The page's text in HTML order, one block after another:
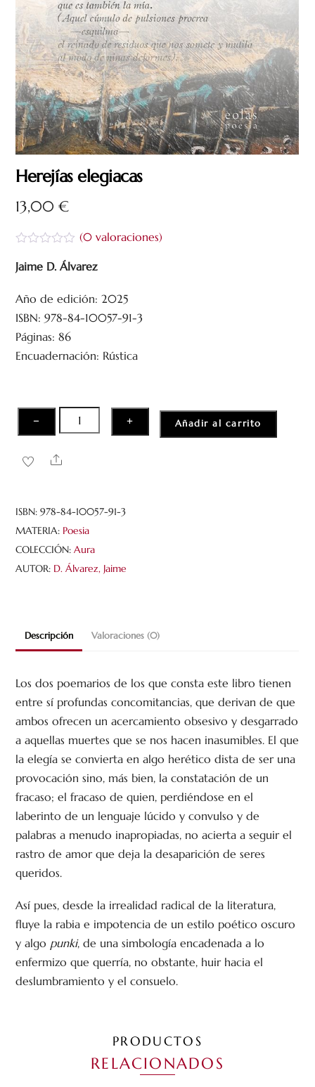
Herejías elegiacas
13,00€
a
l
r
d
o
c
o
5
(0valoraciones)
Jaime D. Álvarez
Año de edición: 2025
ISBN: 978-84-10057-91-3
Páginas: 86
Encuadernación: Rústica
−
Herejías
elegiacas
cantidad
+ Añadir al carrito
Share
ISBN:978-84-10057-91-3
MATERIA: Poesia
COLECCIÓN:Aura
AUTOR: D. Álvarez, Jaime
Descripción Valoraciones (0)
Los dos poemarios de los que consta este libro tienen
entre sí profundas concomitancias, que derivan de que
ambos ofrecen un acercamiento obsesivo y desgarrado
a aquellas muertes que se nos hacen inasumibles. El que
la elegía se convierta en algo herético dista de ser una
provocación sino, más bien, la constatación de un
fracaso; el fracaso de quien, perdiéndose en el
laberinto de un lenguaje lúcido y convulso y de
palabras a menudo inapropiadas, no acierta a seguir el
rastro de amor que deja la desaparición de seres
queridos.
Así pues, desde la irrealidad radical de la literatura,
fluye la rabia e impotencia de un estilo poético oscuro
y algo punki, de una simbología encadenada a lo
enfermizo que querría, no obstante, huir hacia el
deslumbramiento y el consuelo.
PRODUCTOS
RELACIONADOS